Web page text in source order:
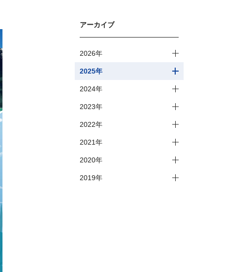
アーカイブ
2026年
2025年
2024年
2023年
2022年
2021年
2020年
2019年